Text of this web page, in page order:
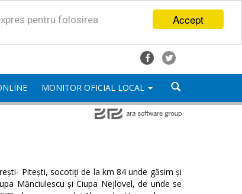
Accept
pentru folosirea
MONITOR OFICIAL LOCAL
Pitești, socotiți de la km 84 unde găsim și
Mănciulescu și Ciupa Nejlovel, de unde se